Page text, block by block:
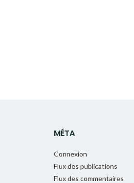
MÉTA
Connexion
Flux des publications
Flux des commentaires